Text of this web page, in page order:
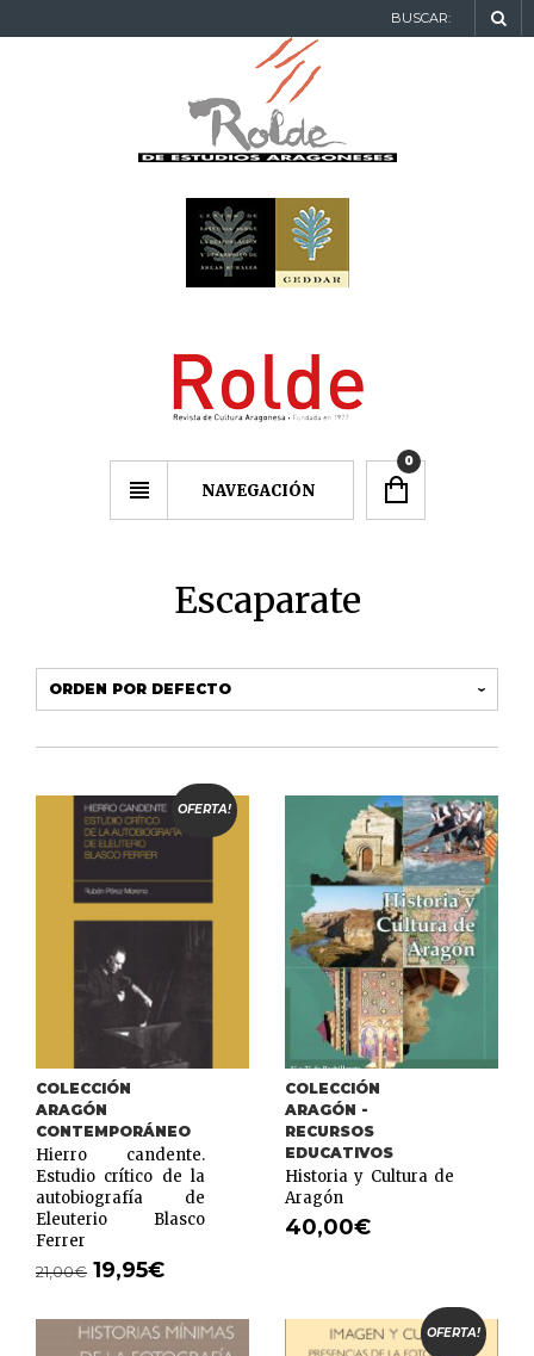
BUSCAR:
NAVEGACIÓN
0
Escaparate
OFERTA!
COLECCIÓN
ARAGÓN
CONTEMPORÁNEO
Hierro candente.
Estudio crítico de la
autobiografía de
Eleuterio Blasco
Ferrer
21,00€ 19,95€
COLECCIÓN
ARAGÓN -
RECURSOS
EDUCATIVOS
Historia y Cultura de
Aragón
40,00€
OFERTA!